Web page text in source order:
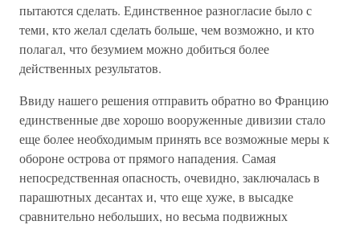
пытаются сделать. Единственное разногласие было с
теми, кто желал сделать больше, чем возможно, и кто
полагал, что безумием можно добиться более
действенных результатов.
Ввиду нашего решения отправить обратно во Францию
единственные две хорошо вооруженные дивизии стало
еще более необходимым принять все возможные меры к
обороне острова от прямого нападения. Самая
непосредственная опасность, очевидно, заключалась в
парашютных десантах и, что еще хуже, в высадке
сравнительно небольших, но весьма подвижных